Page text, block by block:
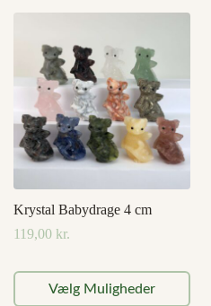
Krystal Babydrage 4 cm
119,00 kr.
Vælg Muligheder